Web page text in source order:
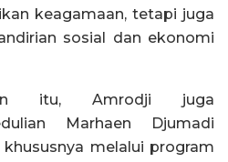
keagamaan, tetapi juga
sosial dan ekonomi
itu, Amrodji juga
Marhaen Djumadi
melalui program